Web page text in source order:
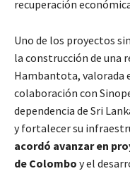
recuperación
Uno de los proyectos
la construcción de una
Hambantota, valorada
colaboración con
dependencia de Sri
y fortalecer su
acordó avanzar en
de Colombo y el